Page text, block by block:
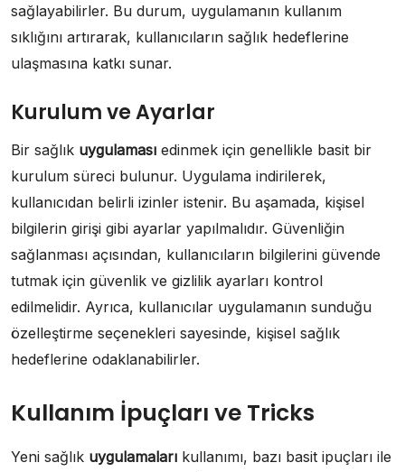
sağlayabilirler. Bu durum, uygulamanın kullanım
sıklığını artırarak, kullanıcıların sağlık hedeflerine
ulaşmasına katkı sunar.
Kurulum ve Ayarlar
Bir sağlık uygulaması edinmek için genellikle basit bir
kurulum süreci bulunur. Uygulama indirilerek,
kullanıcıdan belirli izinler istenir. Bu aşamada, kişisel
bilgilerin girişi gibi ayarlar yapılmalıdır. Güvenliğin
sağlanması açısından, kullanıcıların bilgilerini güvende
tutmak için güvenlik ve gizlilik ayarları kontrol
edilmelidir. Ayrıca, kullanıcılar uygulamanın sunduğu
özelleştirme seçenekleri sayesinde, kişisel sağlık
hedeflerine odaklanabilirler.
Kullanım İpuçları ve Tricks
Yeni sağlık uygulamaları kullanımı, bazı basit ipuçları ile